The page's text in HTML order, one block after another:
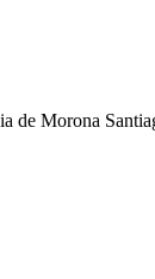
Morona